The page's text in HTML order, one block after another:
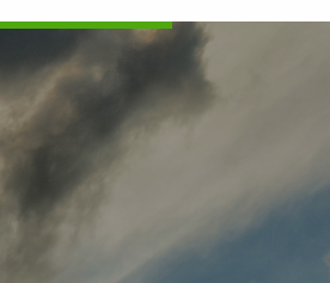
34ºC 21ºC
Diumenge
35ºC
21ºC